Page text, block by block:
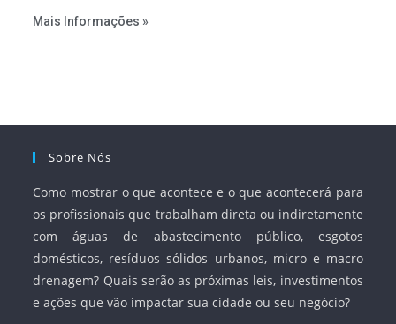
serviços, ampliar a participação da iniciativa privada,
Mais Informações »
Sobre Nós
Como mostrar o que acontece e o que acontecerá para
os profissionais que trabalham direta ou indiretamente
com águas de abastecimento público, esgotos
domésticos, resíduos sólidos urbanos, micro e macro
drenagem? Quais serão as próximas leis, investimentos
e ações que vão impactar sua cidade ou seu negócio?